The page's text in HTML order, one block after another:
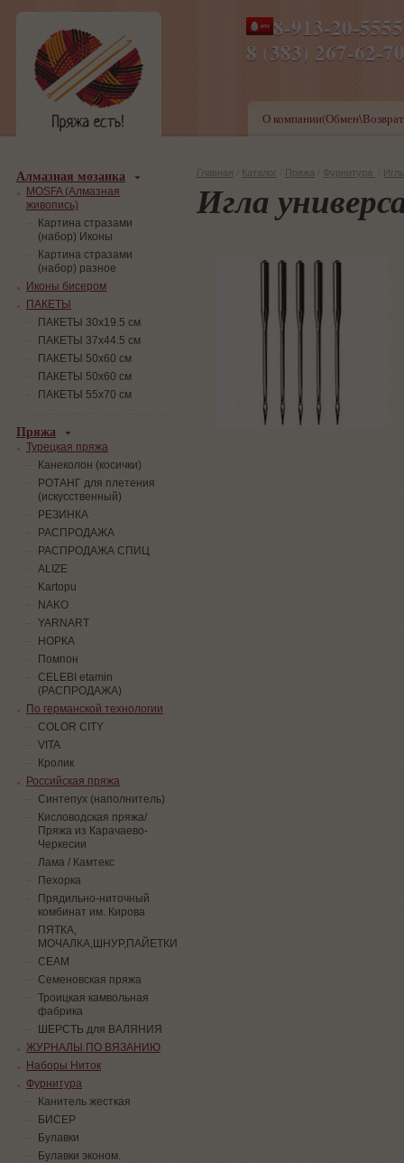
8-913-20-
8 (383) 267-
ПН-ПТ 8-17,СБ-ВС 9-
О
Главная Каталог Пряжа Фурнитура
Игла
Алмазная мозаика
MOSFA (Алмазная
живопись)
Картина стразами
(набор) Иконы
Картина стразами
(набор) разное
Иконы бисером
ПАКЕТЫ
ПАКЕТЫ 30х19.5 см
ПАКЕТЫ 37х44.5 см
ПАКЕТЫ 50х60 см
ПАКЕТЫ 50х60 см
ПАКЕТЫ 55х70 см
Пряжа
Турецкая пряжа
Канеколон (косички)
РОТАНГ для плетения
(искусственный)
PЕЗИНКА
РАСПРОДАЖА
РАСПРОДАЖА СПИЦ
ALIZE
Kartopu
NAKO
YARNART
НОРКА
Помпон
СELEBI etamin
(РАСПРОДАЖА)
По германской технологии
COLOR CITY
VITA
Кролик
Российская пряжа
Синтепух (наполнитель)
Кисловодская пряжа/
Пряжа из Карачаево-
Черкесии
Лама / Камтекс
Пехорка
Прядильно-ниточный
комбинат им. Кирова
ПЯТКА,
МОЧАЛКА,ШНУР,ПАЙЕТКИ
СЕАМ
Семеновская пряжа
Троицкая камвольная
фабрика
ШЕРСТЬ для ВАЛЯНИЯ
ЖУРНАЛЫ ПО ВЯЗАНИЮ
Наборы Ниток
Фурнитура
Канитель жесткая
БИСЕР
Булавки
Булавки эконом.